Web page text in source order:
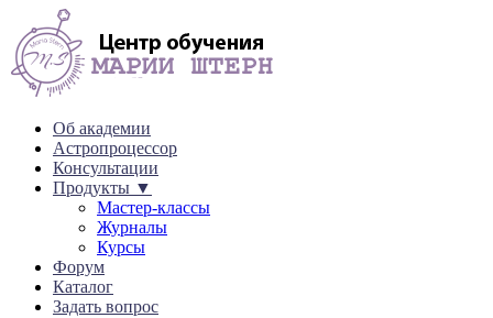
Об академии
Астропроцессор
Консультации
Продукты ▼
Мастер-классы
Журналы
Курсы
Форум
Каталог
Задать вопрос